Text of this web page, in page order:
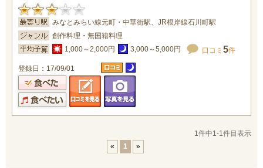
みなとみらい線元町・中華街駅、JR根岸線石川町駅
創作料理・無国籍料理
1,000～2,000円
3,000～5,000円 口コミ 5件
登録日：17/09/01
1件中1-1件目表示
«
1 »